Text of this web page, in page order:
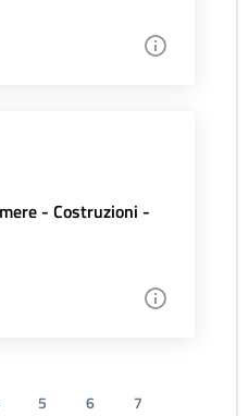
- Costruzioni -
5 6
7